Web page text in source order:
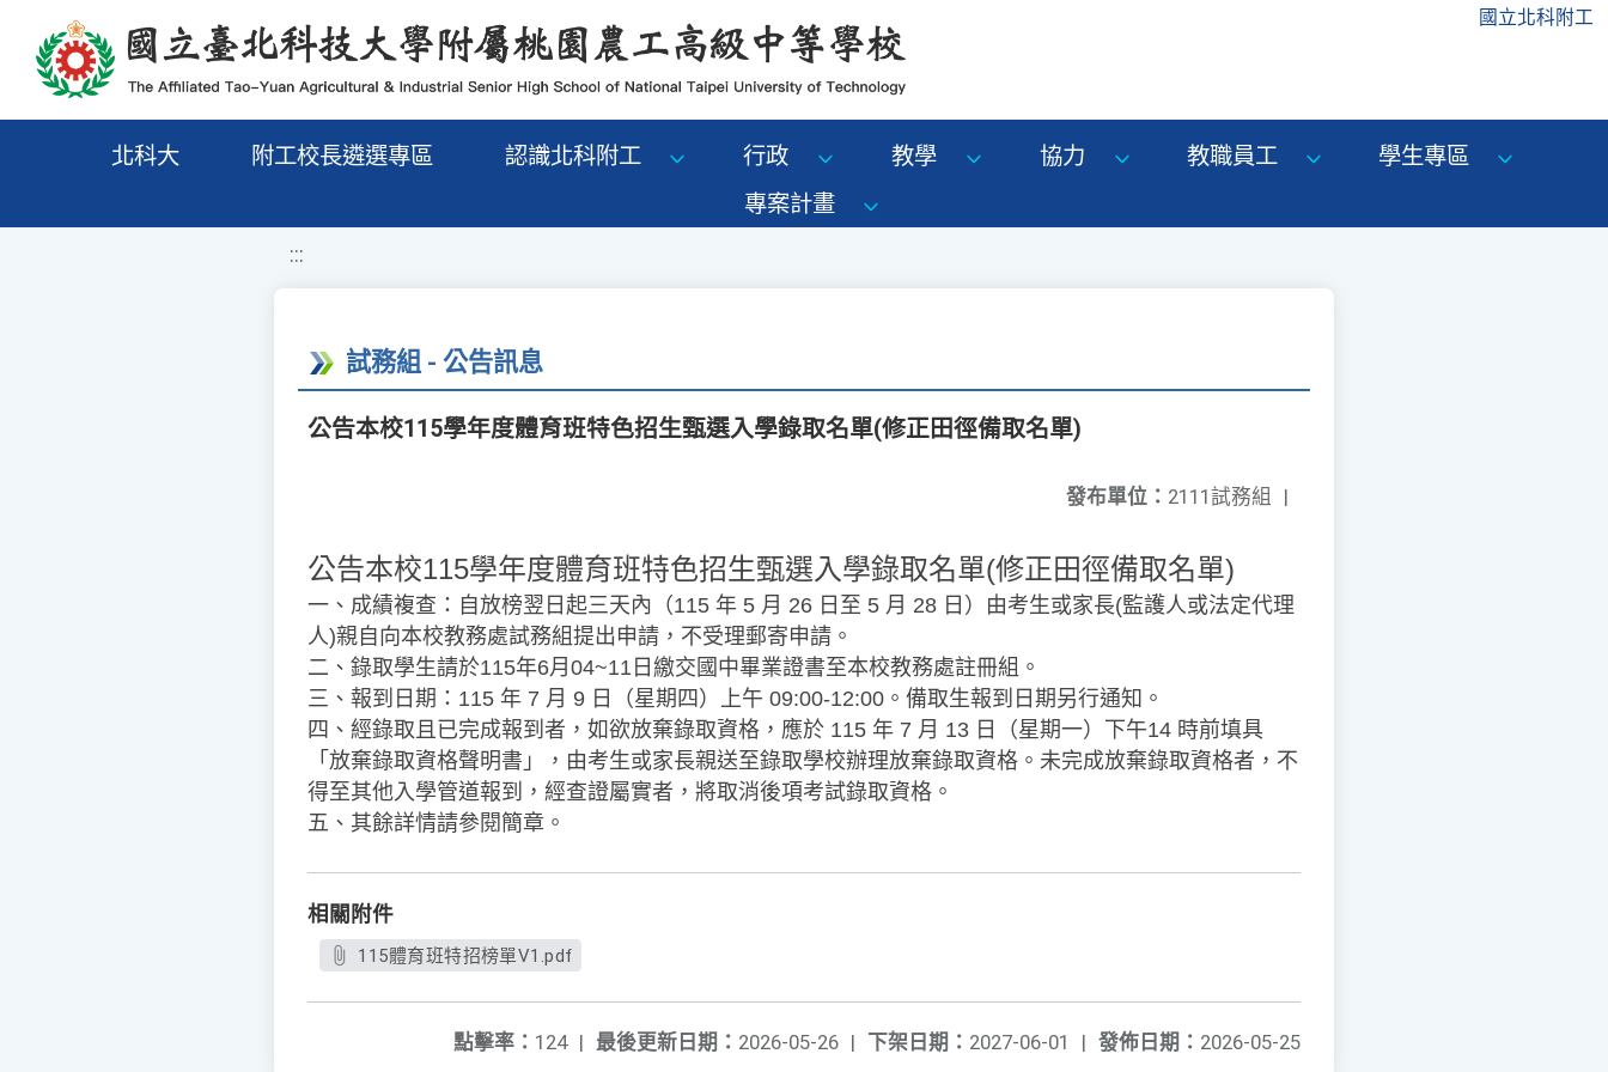
移至網頁之主要內容區位置 國立北科附工
北科大 附工校長遴選專區 認識北科附工 行政 教學 協力 教職員工
學生專區
專案計畫
:::
試務組 - 公告訊息
公告本校115學年度體育班特色招生甄選入學錄取名單(修正田徑備取名單)
發布單位： 2111試務組 |
公告本校115學年度體育班特色招生甄選入學錄取名單(修正田徑備取名單)
一、成績複查：自放榜翌日起三天內（115 年 5 月 26 日至 5 月 28 日）由考生或家長(監護人或法定代理
人)親自向本校教務處試務組提出申請，不受理郵寄申請。
二、錄取學生請於115年6月04~11日繳交國中畢業證書至本校教務處註冊組。
三、報到日期：115 年 7 月 9 日（星期四）上午 09:00-12:00。備取生報到日期另行通知。
四、經錄取且已完成報到者，如欲放棄錄取資格，應於 115 年 7 月 13 日（星期一）下午14 時前填具
「放棄錄取資格聲明書」，由考生或家長親送至錄取學校辦理放棄錄取資格。未完成放棄錄取資格者，不
得至其他入學管道報到，經查證屬實者，將取消後項考試錄取資格。
五、其餘詳情請參閱簡章。
相關附件
115體育班特招榜單V1.pdf
發佈日期： 2026-05-25
下架日期： 2027-06-01 |
最後更新日期： 2026-05-26 |
點擊率： 124 |